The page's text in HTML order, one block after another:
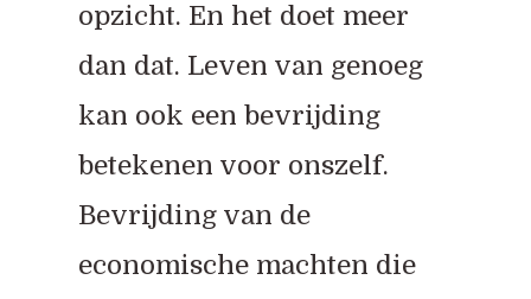
opzicht. En het doet meer
dan dat. Leven van genoeg
kan ook een bevrijding
betekenen voor onszelf.
Bevrijding van de
economische machten die